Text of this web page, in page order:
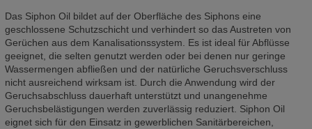
Das Siphon Oil bildet auf der Oberfläche des Siphons eine
geschlossene Schutzschicht und verhindert so das Austreten von
Gerüchen aus dem Kanalisationssystem. Es ist ideal für Abflüsse
geeignet, die selten genutzt werden oder bei denen nur geringe
Wassermengen abfließen und der natürliche Geruchsverschluss
nicht ausreichend wirksam ist. Durch die Anwendung wird der
Geruchsabschluss dauerhaft unterstützt und unangenehme
Geruchsbelästigungen werden zuverlässig reduziert. Siphon Oil
eignet sich für den Einsatz in gewerblichen Sanitärbereichen,